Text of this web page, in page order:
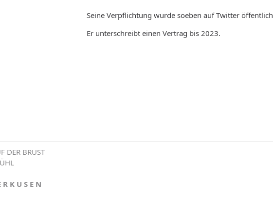
Seine Verpflichtung wurde soeben auf Twitter
Er unterschreibt einen Vertrag bis 2023.
DER BRUST
R K U S E N